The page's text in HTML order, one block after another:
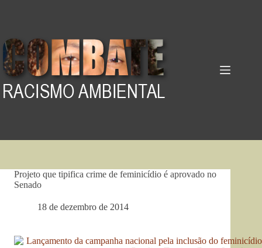
Projeto que tipifica crime de feminicídio é aprovado no
Senado
18 de dezembro de 2014